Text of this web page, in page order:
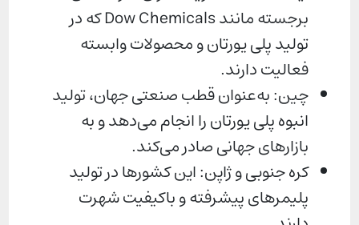
برجسته مانند Dow Chemicals که در
تولید پلی یورتان و محصولات وابسته
فعالیت دارند.
چین: به‌عنوان قطب صنعتی جهان، تولید
انبوه پلی یورتان را انجام می‌دهد و به
بازارهای جهانی صادر می‌کند.
کره جنوبی و ژاپن: این کشورها در تولید
پلیمرهای پیشرفته و باکیفیت شهرت